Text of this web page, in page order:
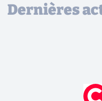
Dernières